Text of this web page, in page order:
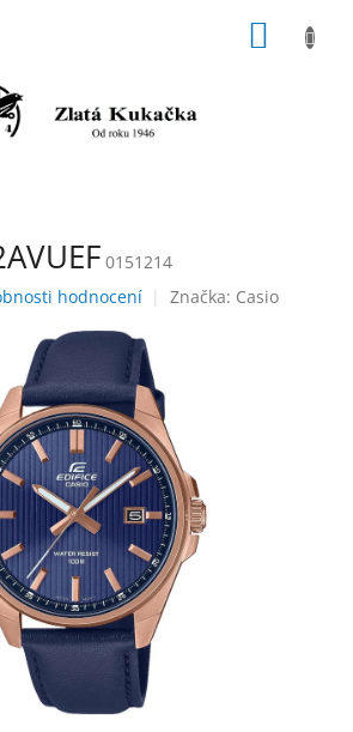
0151214
hodnocení Značka: Casio